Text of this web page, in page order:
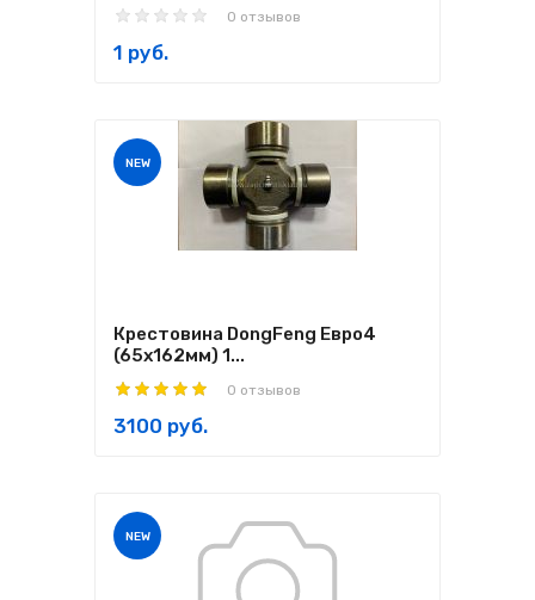
0 отзывов
1 руб.
NEW
Крестовина DongFeng Евро4
(65х162мм) 1...
0 отзывов
3100 руб.
NEW